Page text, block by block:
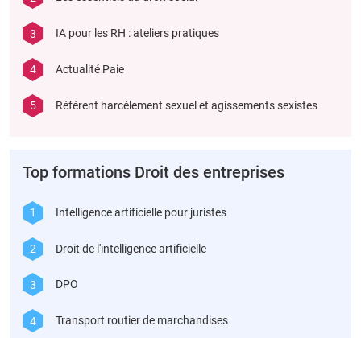
3 IA pour les RH : ateliers pratiques
4 Actualité Paie
5 Référent harcèlement sexuel et agissements sexistes
Top formations Droit des entreprises
1 Intelligence artificielle pour juristes
2 Droit de l'intelligence artificielle
3 DPO
4 Transport routier de marchandises